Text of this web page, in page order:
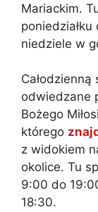
Mariackim.
niedziele w
odwiedzane
Bożego
którego
z widokiem
okolice. Tu
9:00 do
18:30.